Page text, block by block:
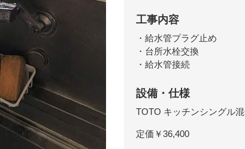
工事内容
・給水管プラグ止め
・台所水栓交換
・給水管接続
設備・仕様
TOTO キッチンシングル
定価￥36,400